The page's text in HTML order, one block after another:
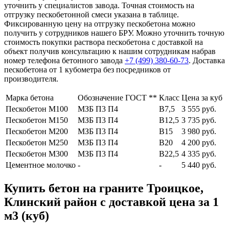
уточнить у специалистов завода. Точная стоимость на
отгрузку пескобетонной смеси указана в таблице.
Фиксированную цену на отгрузку пескобетона можно
получить у сотрудников нашего БРУ. Можно уточнить точную
стоимость покупки раствора пескобетона с доставкой на
объект получив консультацию к нашим сотрудникам набрав
номер телефона бетонного завода +7 (499) 380-60-73. Доставка
пескобетона от 1 кубометра без посредников от
производителя.
Марка бетона Обозначение ГОСТ ** Класс Цена за куб
Пескобетон М100
МЗБ П3 П4 В7,5
3 555 руб.
Пескобетон М150
МЗБ П3 П4 В12,5 3 735 руб.
Пескобетон М200
МЗБ П3 П4 В15
3 980 руб.
Пескобетон М250
МЗБ П3 П4 В20
4 200 руб.
Пескобетон М300
МЗБ П3 П4 В22,5 4 335 руб.
Цементное молочко - - 5 440 руб.
Купить бетон на граните Троицкое,
Клинский район с доставкой цена за 1
м3 (куб)